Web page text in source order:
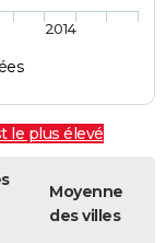
2014
le plus élevé
Moyenne
des villes